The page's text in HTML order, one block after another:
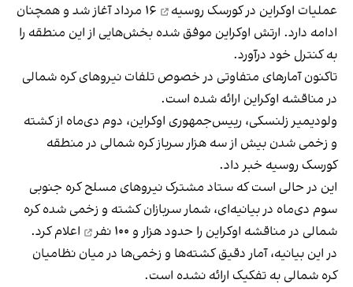
عملیات اوکراین در کورسک روسیه
۱۶ مرداد آغاز شد و همچنان
ادامه دارد. ارتش اوکراین موفق شده بخش‌هایی از این منطقه را
به کنترل خود درآورد.
تاکنون آمارهای متفاوتی در خصوص تلفات نیروهای کره شمالی
در مناقشه اوکراین ارائه شده است.
ولودیمیر زلنسکی، رییس‌جمهوری اوکراین، دوم دی‌ماه از کشته
و زخمی شدن بیش از سه هزار سرباز کره شمالی در منطقه
کورسک روسیه خبر داد.
این در حالی است که ستاد مشترک نیروهای مسلح کره جنوبی
سوم دی‌ماه در بیانیه‌ای، شمار سربازان کشته و زخمی شده کره
شمالی در مناقشه اوکراین را حدود هزار و ۱۰۰ نفر
اعلام کرد.
در این بیانیه، آمار دقیق کشته‌ها و زخمی‌ها در میان نظامیان
کره شمالی به تفکیک ارائه نشده‌ است.